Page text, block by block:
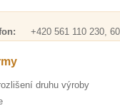
+420 561 110 230,
druhu výroby